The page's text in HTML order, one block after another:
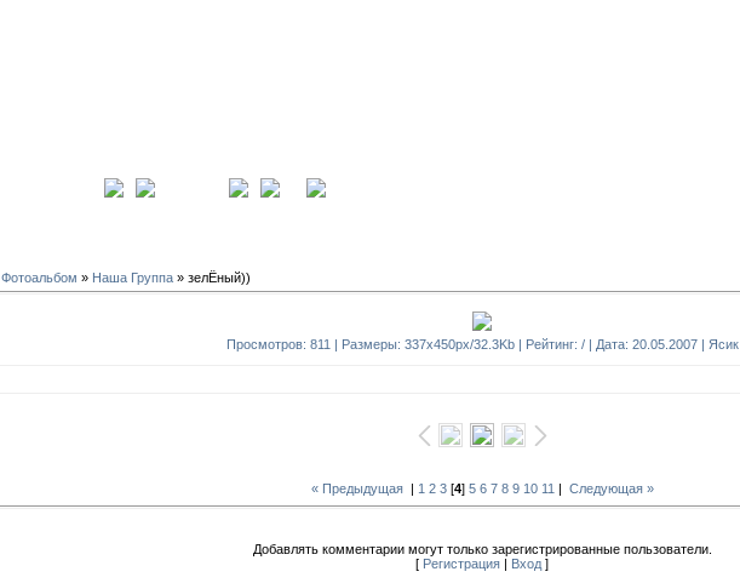
Фотоальбом » Наша Группа » зелЁный))
Просмотров: 811 | Размеры: 337x450px/32.3Kb | Рейтинг: / | Дата: 20.05.2007 | Ясик
« Предыдущая| 1 2 3[4] 5 6 7 8 9 10 11 | Следующая »
Добавлять комментарии могут только зарегистрированные пользователи.
[ Регистрация Вход ]